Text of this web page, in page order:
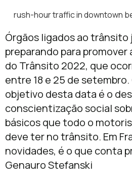
rush-hour traffic in downtown
Órgãos ligados ao trânsito
preparando para promover
do Trânsito 2022, que
entre 18 e 25 de setembro.
objetivo desta data é o
conscientização social
básicos que todo o
deve ter no trânsito. Em
novidades, é o que conta
Genauro Stefanski